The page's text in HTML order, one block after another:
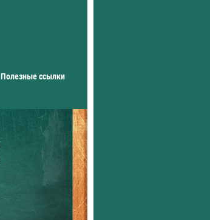
Полезные ссылки